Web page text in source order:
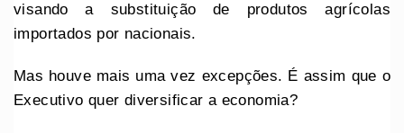
visando a substituição de produtos agrícolas
importados por nacionais.
Mas houve mais uma vez excepções. É assim que o
Executivo quer diversificar a economia?